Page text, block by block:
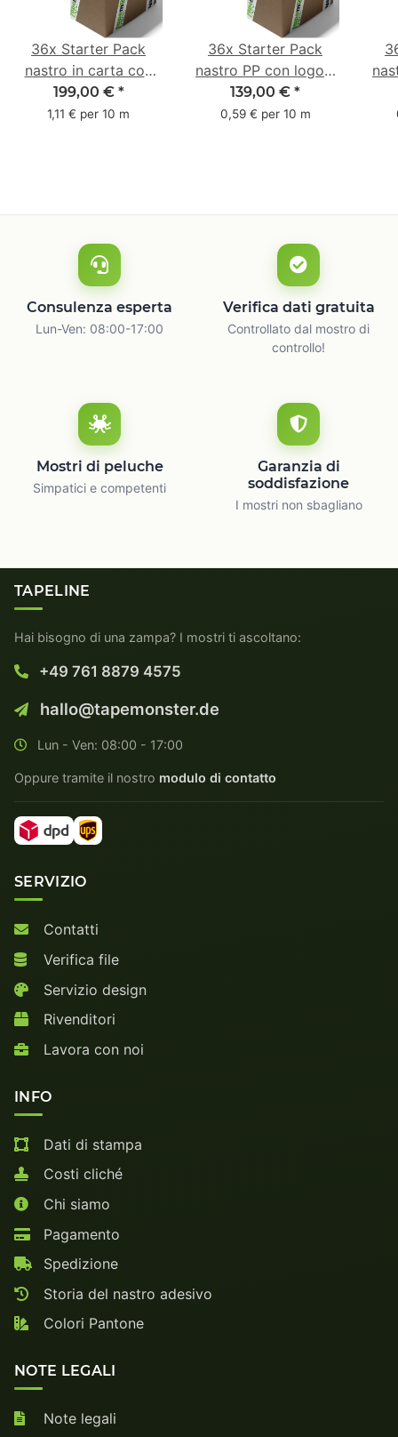
36x Starter Pack
nastro in carta con
logo - 1 colore - 50
mm x 50 m - caucciù
199,00 € *
1,11 € per 10 m
36x Starter Pack
nastro PP con logo -
1 colore - 48 mm x
66 m
139,00 € *
0,59 € per 10 m
Consulenza esperta
Lun-Ven: 08:00-17:00
Verifica dati gratuita
Controllato dal mostro di
controllo!
Mostri di peluche
Simpatici e competenti
Garanzia di
soddisfazione
I mostri non sbagliano
TAPELINE
Hai bisogno di una zampa? I mostri ti ascoltano:
+49 761 8879 4575
hallo@tapemonster.de
Lun - Ven: 08:00 - 17:00
Oppure tramite il nostro modulo di contatto
SERVIZIO
Contatti
Verifica file
Servizio design
Rivenditori
Lavora con noi
INFO
Dati di stampa
Costi cliché
Chi siamo
Pagamento
Spedizione
Storia del nastro adesivo
Colori Pantone
NOTE LEGALI
Note legali